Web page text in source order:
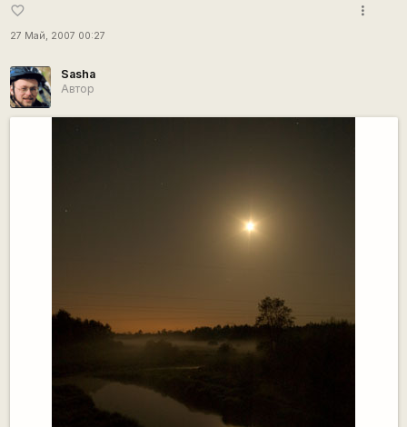
favorite_border
27 Май, 2007 00:27
more_vert
Sasha
Автор